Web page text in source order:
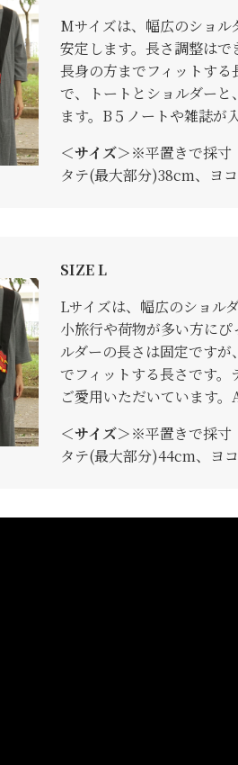
Mサイズは、幅広のショ
安定します。長さ調整は
長身の方までフィットす
で、トートとショルダー
ます。B５ノートや雑誌が
＜サイズ＞※平置きで採寸
タテ(最大部分)38cm、ヨ
SIZE L
Lサイズは、幅広のショル
小旅行や荷物が多い方に
ルダーの長さは固定です
でフィットする長さです。
ご愛用いただいています。
＜サイズ＞※平置きで採寸
タテ(最大部分)44cm、ヨ